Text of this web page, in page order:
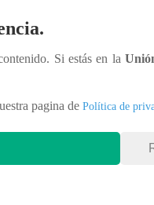
inéditos y
Si estás en la
pagina de Política de